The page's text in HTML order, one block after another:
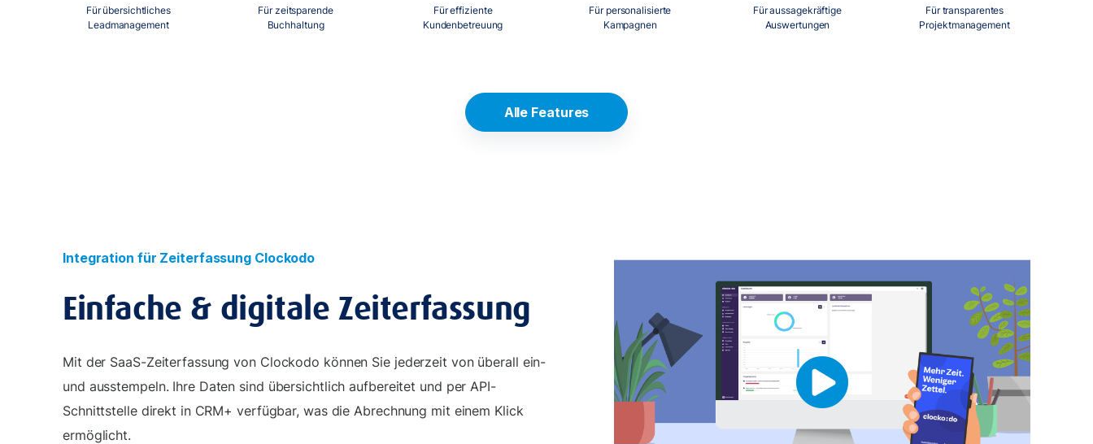
Für übersichtliches
Leadmanagement
Für zeitsparende
Buchhaltung
Für effiziente
Kundenbetreuung
Für personalisierte
Kampagnen
Für aussagekräftige
Auswertungen
Für transparentes
Projektmanagement
Alle Features
Integration für Zeiterfassung Clockodo
Einfache & digitale Zeiterfassung
Mit der SaaS-Zeiterfassung von Clockodo können Sie jederzeit von überall ein-
und ausstempeln. Ihre Daten sind übersichtlich aufbereitet und per API-
Schnittstelle direkt in CRM+ verfügbar, was die Abrechnung mit einem Klick
ermöglicht.